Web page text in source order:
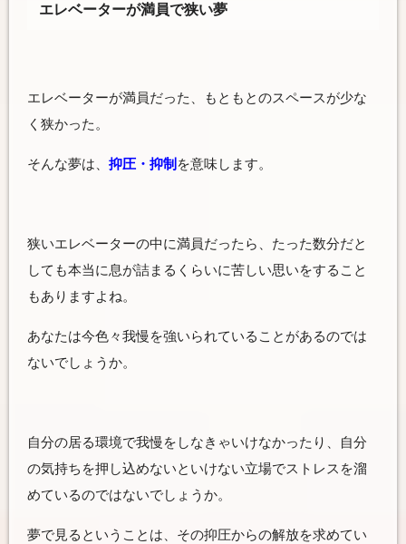
エレベーターが満員で狭い夢
エレベーターが満員だった、もともとのスペースが少な
く狭かった。
そんな夢は、 抑圧・抑制 を意味します。
狭いエレベーターの中に満員だったら、たった数分だと
しても本当に息が詰まるくらいに苦しい思いをすること
もありますよね。
あなたは今色々我慢を強いられていることがあるのでは
ないでしょうか。
自分の居る環境で我慢をしなきゃいけなかったり、自分
の気持ちを押し込めないといけない立場でストレスを溜
めているのではないでしょうか。
夢で見るということは、その抑圧からの解放を求めてい